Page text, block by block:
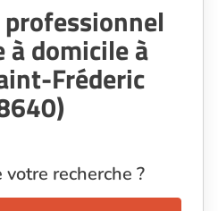
à domicile à
Fréderic
recherche ?